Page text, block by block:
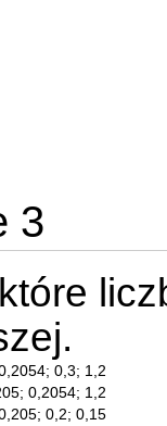
3
0,3; 1,2
0,2054; 1,2
0,2; 0,15